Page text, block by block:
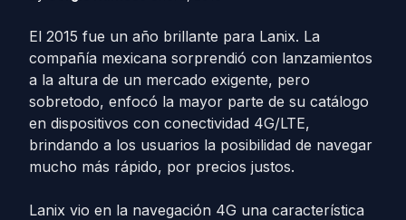
El 2015 fue un año brillante para Lanix. La
compañía mexicana sorprendió con lanzamientos
a la altura de un mercado exigente, pero
sobretodo, enfocó la mayor parte de su catálogo
en dispositivos con conectividad 4G/LTE,
brindando a los usuarios la posibilidad de navegar
mucho más rápido, por precios justos.
Lanix vio en la navegación 4G una característica